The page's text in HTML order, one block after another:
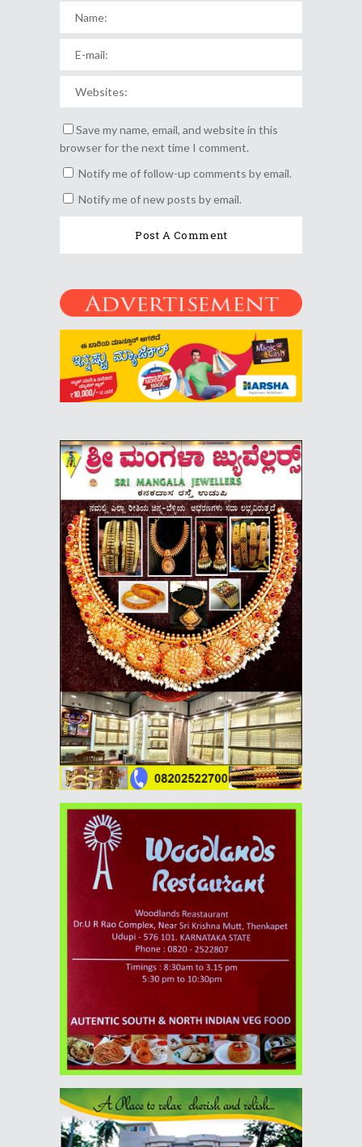
Save my name, email, and website in this
browser for the next time I comment.
Notify me of follow-up comments by email.
Notify me of new posts by email.